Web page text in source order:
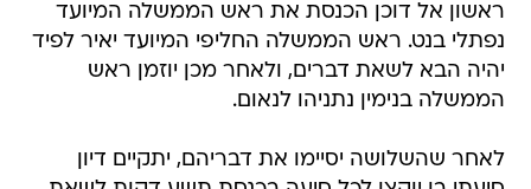
ראשון אל דוכן הכנסת את ראש הממשלה המיועד
נפתלי בנט. ראש הממשלה החליפי המיועד יאיר לפיד
יהיה הבא לשאת דברים, ולאחר מכן יוזמן ראש
הממשלה בנימין נתניהו לנאום.
לאחר שהשלושה יסיימו את דבריהם, יתקיים דיון